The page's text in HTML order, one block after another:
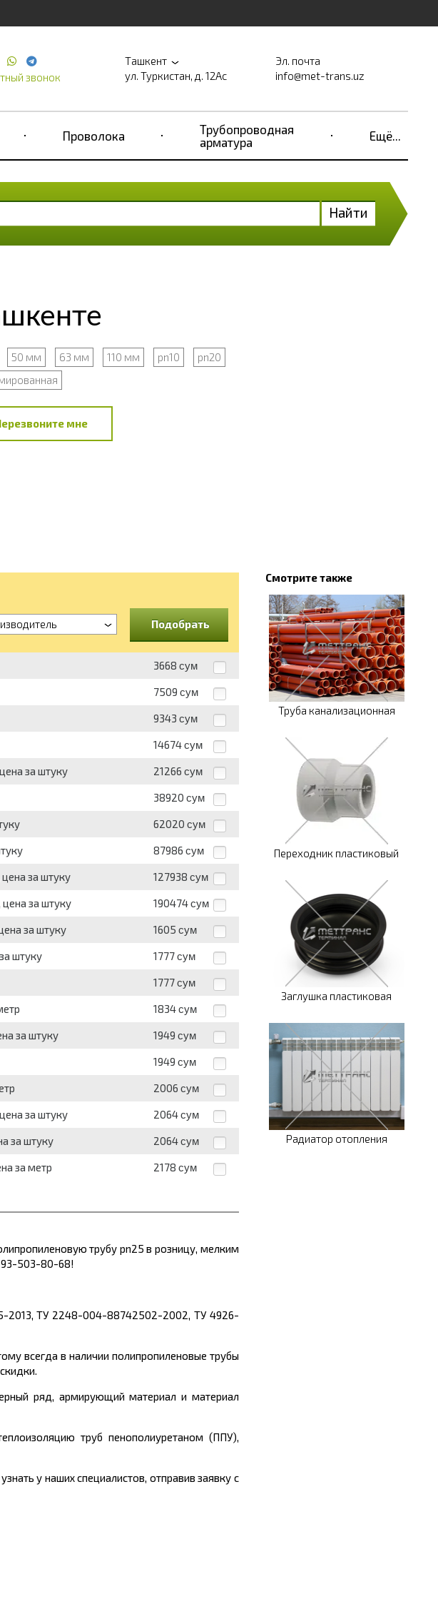
звонок
Ташкент
ул. Туркистан, д. 12Ас
Эл. почта
info@met-trans.uz
Проволока
Трубопроводная
арматура
Ещё...
Найти
50 мм 63 мм 110 мм pn10
pn20
мне
Подобрать
3668 сум
7509 сум
9343 сум
14674 сум
за штуку 21266 сум
38920 сум
62020 сум
87986 сум
за штуку 127938 сум
за штуку 190474 сум
за штуку 1605 сум
штуку 1777 сум
1777 сум
1834 сум
за штуку 1949 сум
1949 сум
2006 сум
за штуку 2064 сум
за штуку 2064 сум
за метр 2178 сум
трубу pn25 в розницу, мелким
93-503-80-68!
2013, ТУ 2248-004-88742502-2002, ТУ 4926-
всегда в наличии полипропиленовые трубы
ряд, армирующий материал и материал
труб пенополиуретаном (ППУ),
у наших специалистов, отправив заявку с
Смотрите также
Труба канализационная
Переходник пластиковый
Заглушка пластиковая
Радиатор отопления